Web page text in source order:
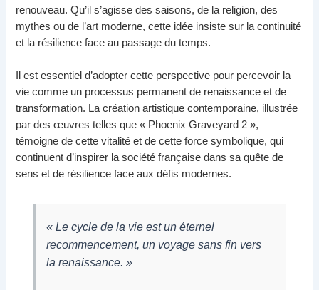
renouveau. Qu’il s’agisse des saisons, de la religion, des
mythes ou de l’art moderne, cette idée insiste sur la continuité
et la résilience face au passage du temps.
Il est essentiel d’adopter cette perspective pour percevoir la
vie comme un processus permanent de renaissance et de
transformation. La création artistique contemporaine, illustrée
par des œuvres telles que « Phoenix Graveyard 2 »,
témoigne de cette vitalité et de cette force symbolique, qui
continuent d’inspirer la société française dans sa quête de
sens et de résilience face aux défis modernes.
« Le cycle de la vie est un éternel
recommencement, un voyage sans fin vers
la renaissance. »